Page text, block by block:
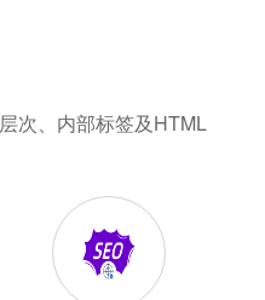
次、内部标签及HTML